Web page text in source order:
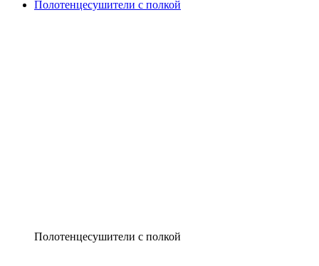
Полотенцесушители с полкой
Полотенцесушители с полкой